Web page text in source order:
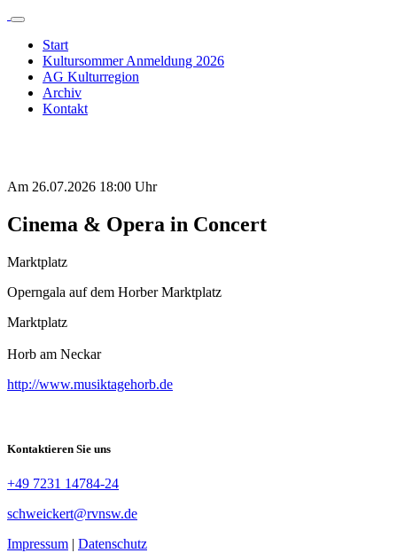
Start
Kultursommer Anmeldung 2026
AG Kulturregion
Archiv
Kontakt
Am 26.07.2026 18:00 Uhr
Cinema & Opera in Concert
Marktplatz
Operngala auf dem Horber Marktplatz
Marktplatz
Horb am Neckar
http://www.musiktagehorb.de
Kontaktieren Sie uns
+49 7231 14784-24
schweickert@rvnsw.de
Impressum | Datenschutz